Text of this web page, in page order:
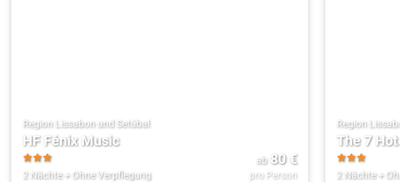
Region Lissabon und Setúbal
HF Fénix Music
3
2 Nächte+ Ohne Verpflegung
ab 80€
pro Person
Region
The 7
3
2 Nächte+